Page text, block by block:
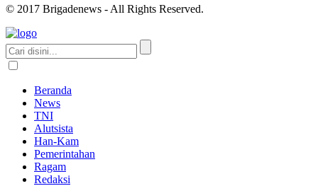
© 2017 Brigadenews - All Rights Reserved.
Beranda
News
TNI
Alutsista
Han-Kam
Pemerintahan
Ragam
Redaksi